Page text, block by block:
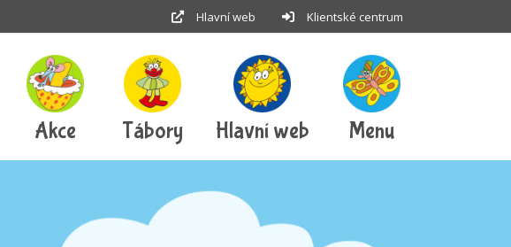
Hlavní web Klientské centrum
Akce Tábory Hlavní web Menu